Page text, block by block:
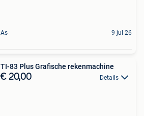
As 9 jul 26
TI-83 Plus Grafische rekenmachine
€ 20,00 Details